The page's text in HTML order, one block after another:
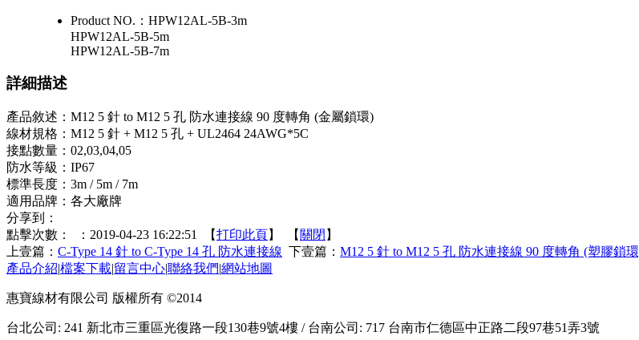
Product NO.： HPW12AL-5B-3m
HPW12AL-5B-5m
HPW12AL-5B-7m
詳細描述
產品敘述：M12 5 針 to M12 5 孔 防水連接線 90 度轉角 (金屬鎖環)
線材規格：M12 5 針 + M12 5 孔 + UL2464 24AWG*5C
接點數量：02,03,04,05
防水等級：IP67
標準長度：3m / 5m / 7m
適用品牌：各大廠牌
分享到：
點擊次數：
：2019-04-23 16:22:51 【打印此頁】 【 關閉 】
上壹篇： C-Type 14 針 to C-Type 14 孔 防水連接線 下壹篇： M12 5 針 to M12 5 孔 防水連接線 90 度轉角 (塑膠鎖
產品介紹|檔案下載|留言中心|聯絡我們|網站地圖
惠寶線材有限公司 版權所有 ©2014
台北公司: 241 新北市三重區光復路一段130巷9號4樓 / 台南公司: 717 台南市仁德區中正路二段97巷51弄3號